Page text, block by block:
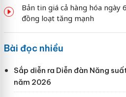
Bản tin giá cả hàng hóa ngày
đồng loạt tăng mạnh
Bài đọc nhiều
Sắp diễn ra Diễn đàn Năng
năm 2026